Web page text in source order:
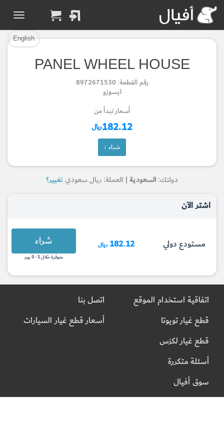
English
PANEL WHEEL HOUSE
رقم القطعة: 8972671530
ايسوزو
أسعار تبدأ من
182.12ريال
شراء ↓
دولتك: السعودية | العملة: ريال سعوديتغيير؟
اشتر الآن
مستودع دولي 182.12 ريال شراء
متوفرة خلال 5 - 9 يوم
تم إضافة القطعة بنجاح.
الرجوع لصفحة البحث
Part Successfully
Selected
Return to Search Page
تم إضافة القطعة للسلة بنجاح.
إتمام عملية الشراء
Part Added to Cart
Checkout
اتفاقية استخدام الموقع
قطع غيار تويوتا
قطع غيار لكزس
أسئلة متكررة
سوق أفيال
اتصل بنا
أسعار قطع غيار السيارات